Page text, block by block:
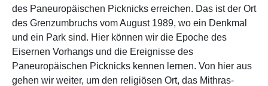
des Paneuropäischen Picknicks erreichen. Das ist der Ort
des Grenzumbruchs vom August 1989, wo ein Denkmal
und ein Park sind. Hier können wir die Epoche des
Eisernen Vorhangs und die Ereignisse des
Paneuropäischen Picknicks kennen lernen. Von hier aus
gehen wir weiter, um den religiösen Ort, das Mithras-